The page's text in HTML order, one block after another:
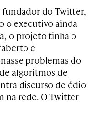
do Twitter,
o executivo ainda
o projeto tinha o
e
problemas do
algoritmos de
discurso de ódio
na rede. O Twitter